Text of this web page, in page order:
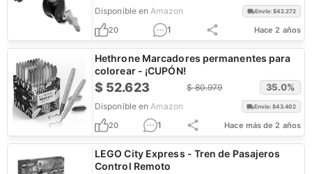
Disponible en Amazon Envío: $42.272
20 1 Hace 2 años
Hethrone Marcadores permanentes para
colorear - ¡CUPÓN!
$ 52.623 $80.979 35.0%
Disponible en Amazon Envío: $43.402
20 1 Hace más de 2 años
LEGO City Express - Tren de Pasajeros
Control Remoto